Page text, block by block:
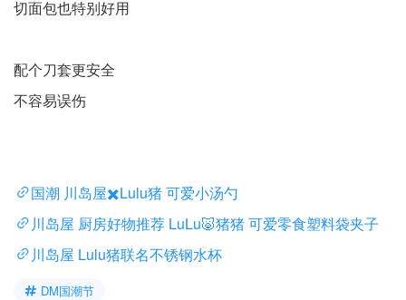
切面包也特别好用
配个刀套更安全
不容易误伤
国潮 川岛屋✖️Lulu猪 可爱小汤勺
川岛屋 厨房好物推荐 LuLu🐷猪猪 可爱零食塑料袋夹子
川岛屋 Lulu猪联名不锈钢水杯
DM国潮节